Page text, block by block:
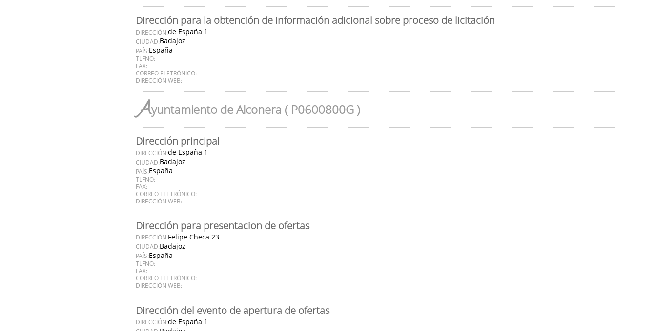
Dirección para la obtención de información adicional sobre proceso de licitación
DIRECCIÓN:de España 1
CIUDAD:Badajoz
PAÍS:España
TLFNO:
FAX:
CORREO ELETRÓNICO:
DIRECCIÓN WEB:
Ayuntamiento de Alconera ( P0600800G )
Dirección principal
DIRECCIÓN:de España 1
CIUDAD:Badajoz
PAÍS:España
TLFNO:
FAX:
CORREO ELETRÓNICO:
DIRECCIÓN WEB:
Dirección para presentacion de ofertas
DIRECCIÓN:Felipe Checa 23
CIUDAD:Badajoz
PAÍS:España
TLFNO:
FAX:
CORREO ELETRÓNICO:
DIRECCIÓN WEB:
Dirección del evento de apertura de ofertas
DIRECCIÓN:de España 1